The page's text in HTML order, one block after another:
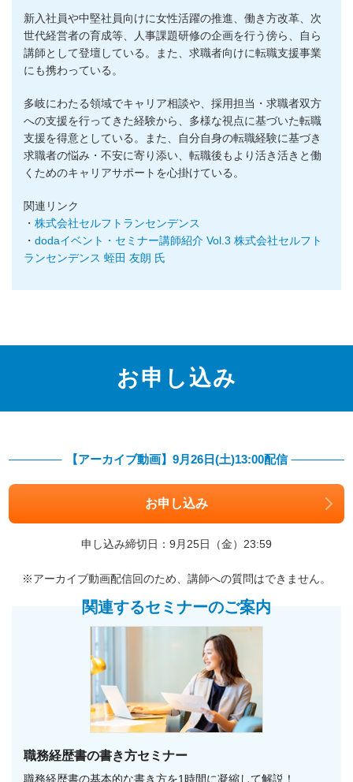
新入社員や中堅社員向けに女性活躍の推進、働き方改革、次
世代経営者の育成等、人事課題研修の企画を行う傍ら、自ら
講師として登壇している。また、求職者向けに転職支援事業
にも携わっている。
多岐にわたる領域でキャリア相談や、採用担当・求職者双方
への支援を行ってきた経験から、多様な視点に基づいた転職
支援を得意としている。また、自分自身の転職経験に基づき
求職者の悩み・不安に寄り添い、転職後もより活き活きと働
くためのキャリアサポートを心掛けている。
関連リンク
・ 株式会社セルフトランセンデンス
・ dodaイベント・セミナー講師紹介 Vol.3 株式会社セルフト
ランセンデンス 蛭田 友朗 氏
お申し込み
【アーカイブ動画】9月26日(土)13:00配信
お申し込み
申し込み締切日：9月25日（金）23:59
※アーカイブ動画配信回のため、講師への質問はできません。
関連するセミナーのご案内
職務経歴書の書き方セミナー
職務経歴書の基本的な書き方を1時間に凝縮して解説！